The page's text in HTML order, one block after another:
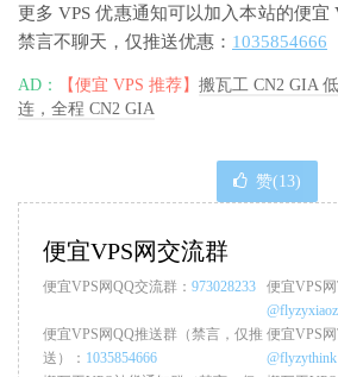
更多 VPS 优惠通知可以加入本站的便宜
禁言不聊天，仅推送优惠： 1035854666
AD： 【便宜 VPS 推荐】 搬瓦工 CN2 GIA
连，全程 CN2 GIA
赞(13)
便宜VPS网交流群
便宜VPS网QQ交流群： 973028233
便宜VPS
便宜VPS网QQ推送群（禁言，仅推
送）： 1035854666
便宜VPS
@flyzythink